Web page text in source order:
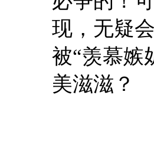
现，无疑
被“羡慕嫉
美滋滋？